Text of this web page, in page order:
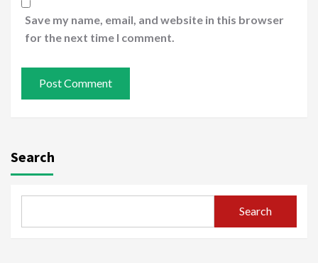
Save my name, email, and website in this browser
for the next time I comment.
Search
Search